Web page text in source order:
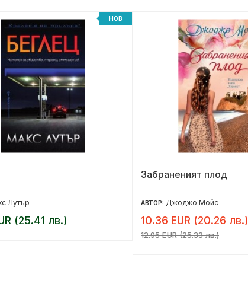
НОВ
Лутър
(25.41 лв.)
Забраненият плод
АВТОР: Джоджо Мойс
10.36 EUR (20.26 лв.)
12.95 EUR (25.33 лв.)